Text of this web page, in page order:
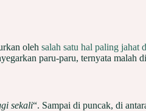
oleh salah satu hal paling jahat
paru-paru, ternyata malah
sekali“. Sampai di puncak, di